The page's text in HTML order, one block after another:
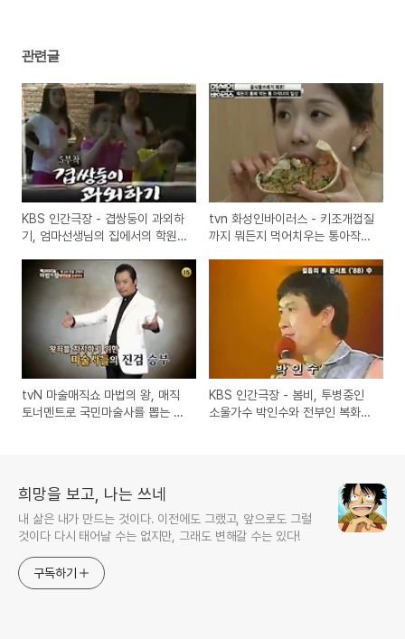
관련글
KBS 인간극장 - 겹쌍둥이 과외하
기, 엄마선생님의 집에서의 학원
tvn 화성인바이러스 - 키조개껍질
까지 뭐든지 먹어치우는 통아작녀
tvN 마술매직쇼 마법의 왕, 매직
토너멘트로 국민마술사를 뽑는 마
KBS 인간극장 - 봄비, 투병중인
소울가수 박인수와 전부인 복화씨
희망을 보고, 나는 쓰네
내 삶은 내가 만드는 것이다. 이전에도 그랬고, 앞으로도 그럴
것이다 다시 태어날 수는 없지만, 그래도 변해갈 수는 있다!
구독하기